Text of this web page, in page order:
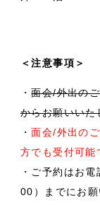
＜注意事項＞
・面会/外出の
からお願いいた
・面会/外出の
方でも受付可能
・ご予約はお
00）までにお願